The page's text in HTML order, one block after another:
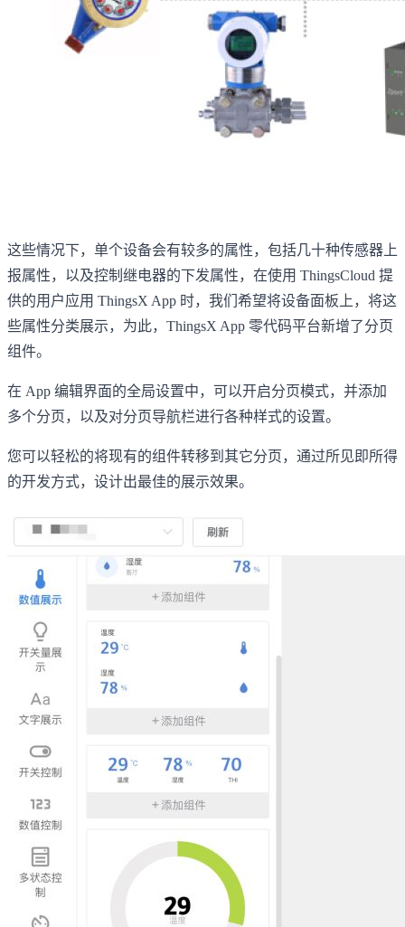
这些情况下，单个设备会有较多的属性，包括几十种传感器上
报属性，以及控制继电器的下发属性，在使用 ThingsCloud 提
供的用户应用 ThingsX App 时，我们希望将设备面板上，将这
些属性分类展示，为此，ThingsX App 零代码平台新增了分页
组件。
在 App 编辑界面的全局设置中，可以开启分页模式，并添加
多个分页，以及对分页导航栏进行各种样式的设置。
您可以轻松的将现有的组件转移到其它分页，通过所见即所得
的开发方式，设计出最佳的展示效果。